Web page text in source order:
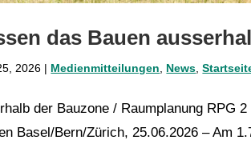
das Bauen
2026 | Medienmitteilungen, News,
der Bauzone / Raumplanung RPG
Basel/Bern/Zürich, 25.06.2026 – Am